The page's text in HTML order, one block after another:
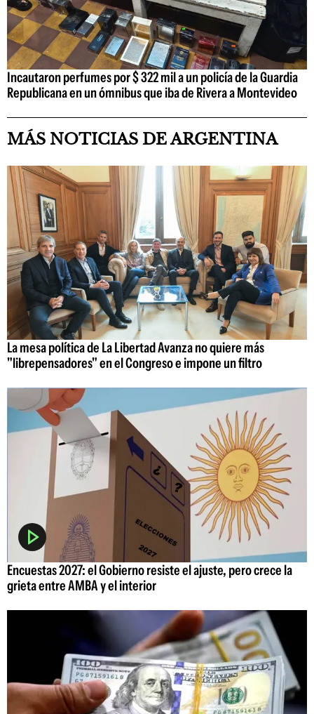
Incautaron perfumes por $ 322 mil a un policía de la Guardia
Republicana en un ómnibus que iba de Rivera a Montevideo
MÁS NOTICIAS DE ARGENTINA
La mesa política de La Libertad Avanza no quiere más
"librepensadores" en el Congreso e impone un filtro
Encuestas 2027: el Gobierno resiste el ajuste, pero crece la
grieta entre AMBA y el interior